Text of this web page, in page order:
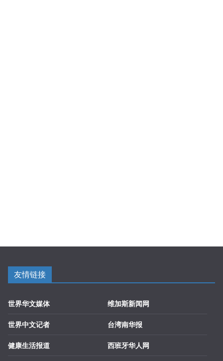
友情链接
世界华文媒体
世界中文记者
健康生活报道
维加斯新闻网
台湾南华报
西班牙华人网